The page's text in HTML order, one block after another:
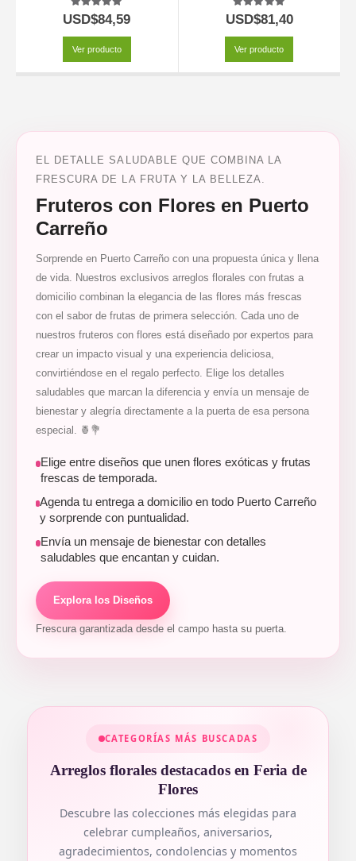
5.00out of 5
USD$84,59
Ver producto
5.00out of 5
USD$81,40
Ver producto
EL DETALLE SALUDABLE QUE COMBINA LA
FRESCURA DE LA FRUTA Y LA BELLEZA.
Fruteros con Flores en Puerto
Carreño
Sorprende en Puerto Carreño con una propuesta única y llena
de vida. Nuestros exclusivos arreglos florales con frutas a
domicilio combinan la elegancia de las flores más frescas
con el sabor de frutas de primera selección. Cada uno de
nuestros fruteros con flores está diseñado por expertos para
crear un impacto visual y una experiencia deliciosa,
convirtiéndose en el regalo perfecto. Elige los detalles
saludables que marcan la diferencia y envía un mensaje de
bienestar y alegría directamente a la puerta de esa persona
especial. 🍍💐
Elige entre diseños que unen flores exóticas y frutas
frescas de temporada.
Agenda tu entrega a domicilio en todo Puerto Carreño
y sorprende con puntualidad.
Envía un mensaje de bienestar con detalles
saludables que encantan y cuidan.
Explora los Diseños
Frescura garantizada desde el campo hasta su puerta.
CATEGORÍAS MÁS BUSCADAS
Arreglos florales destacados en Feria de
Flores
Descubre las colecciones más elegidas para
celebrar cumpleaños, aniversarios,
agradecimientos, condolencias y momentos